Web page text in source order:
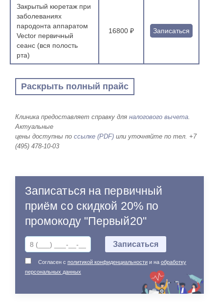
Закрытый кюретаж при
заболеваниях
пародонта аппаратом
Vector первичный
сеанс (вся полость
рта)
16800 ₽ Записаться
Раскрыть полный прайс
Клиника предоставляет справку для налогового вычета.
Актуальные
цены доступны по ссылке (PDF)или уточняйте по тел. +7
(495) 478-10-03
Записаться на первичный
приём со скидкой 20% по
промокоду "Первый20"
Согласен с политикой конфиденциальностии на обработку
персональных данных